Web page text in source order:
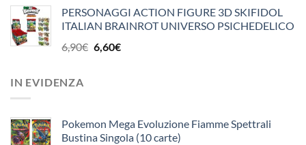
originale
era:
10,90€.
attuale
è:
PERSONAGGI ACTION FIGURE 3D SKIFIDOL
ITALIAN BRAINROT UNIVERSO PSICHEDELICO
6,90€ Il
6,60€Il
IN EVIDENZA
Pokemon Mega Evoluzione Fiamme Spettrali
Bustina Singola (10 carte)